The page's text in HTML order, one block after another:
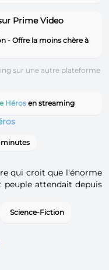
Prime Video
- Offre la moins chère à
sur une autre plateforme
Hérosen streaming
minutes
qui croit que l'énorme
peuple attendait depuis
Science-Fiction